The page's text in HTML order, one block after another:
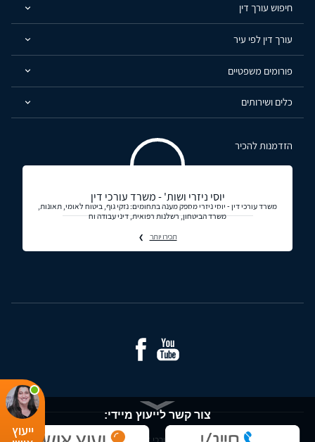
ייעוץ
חיפוש עורך דין
עורך דין לפי עיר
פורומים משפטיים
כלים ושירותים
הזדמנות להכיר
יוסי ניזרי ושות' - משרד עורכי דין
משרד עורכי דין - יוסי ניזרי מספק מענה בתחומים: נזקי גוף, ביטוח לאומי, תאונות,
משרד הביטחון, רשלנות רפואית, דיני עבודה וח
תכירו יותר
© כל הזכויות שמורות - עורכי דין ומידע משפטי בישראל
צור קשר לייעוץ מיידי: